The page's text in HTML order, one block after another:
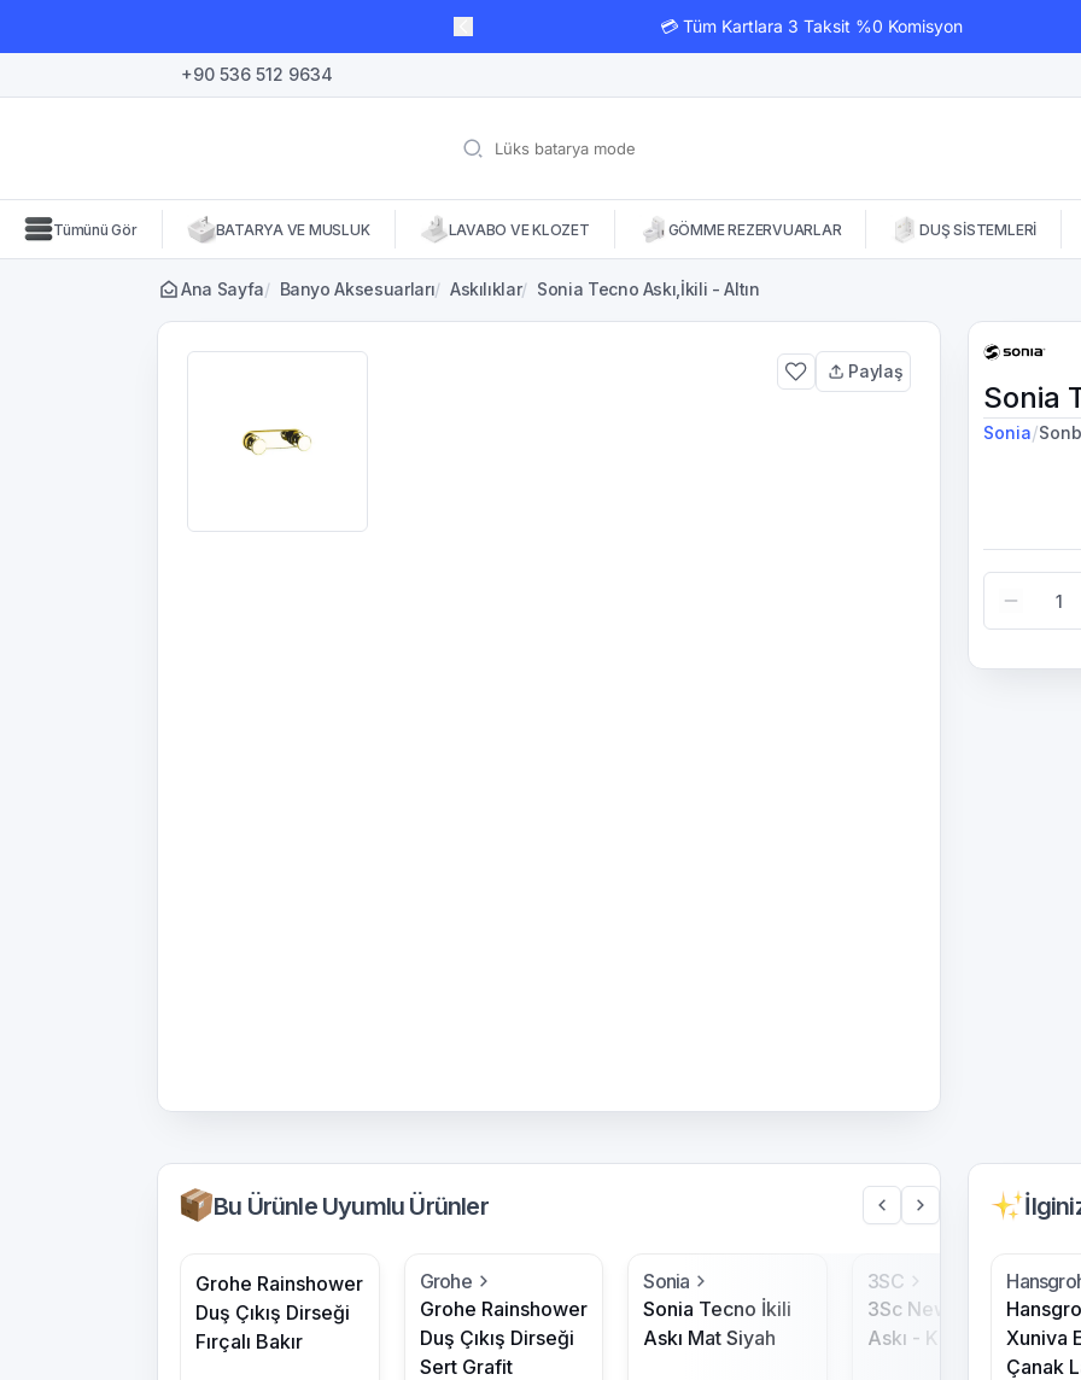
💳 Tüm Kartlara 3 Taksit %0 Komisyon
+90 536 512 9634
Tümünü Gör BATARYA VE MUSLUK LAVABO VE KLOZET GÖMME REZERVUARLAR DUŞ SİSTEMLERİ
Ana Sayfa/ Banyo Aksesuarları/ Askılıklar/ Sonia Tecno Askı,İkili - Altın
Paylaş
Sonia
Sonia/
Bu Ürünle Uyumlu Ürünler
Grohe Rainshower
Duş Çıkış Dirseği
Fırçalı Bakır
Grohe
Grohe Rainshower
Duş Çıkış Dirseği
Sert Grafit
Sonia
Sonia Tecno İkili
Askı Mat Siyah
3SC
3Sc New England
Askı - Krom
Xuniva
Çanak